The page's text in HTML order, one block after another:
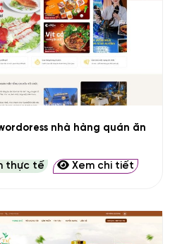
nhà hàng quán ăn
thực tế Xem chi tiết